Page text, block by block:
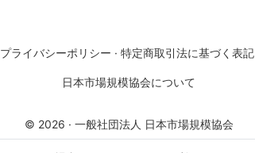
プライバシーポリシー · 特定商取引法に基づく表記
日本市場規模協会について
© 2026 · 一般社団法人 日本市場規模協会